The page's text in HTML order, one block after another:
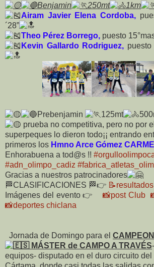
Benjamin
250mt 1km
Airam Javier Elena Cordoba,
´28”
Theo Pérez Borrego, puesto
Kevin Gallardo Rodriguez, puesto
Prebenjamin 125mt
prueba no competitiva, pero no por
superpeques lo dieron todo¡¡ entrando
primeros los Hmno Arce Gómez
Enhorabuena a tod@s !!
#adn_olimpo_cadiz
Gracias a nuestros patrocinadores
🏁CLASIFICACIONES 🏁👉 📝resultados
Imágenes del evento 👉
📸post Club
📸deportes chiclana
Jornada de Domingo para el
MÁSTER de CAMPO A TRAVÉS
equipos- disputado en el duro circuito